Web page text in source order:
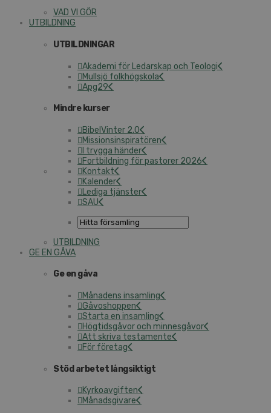
VAD VI GÖR
UTBILDNING
UTBILDNINGAR
Akademi för Ledarskap och Teologi
Mullsjö folkhögskola
Apg29
Mindre kurser
BibelVinter 2.0
Missionsinspiratören
I trygga händer
Fortbildning för pastorer 2026
Kontakt
Kalender
Lediga tjänster
SAU
UTBILDNING
GE EN GÅVA
Ge en gåva
Månadens insamling
Gåvoshoppen
Starta en insamling
Högtidsgåvor och minnesgåvor
Att skriva testamente
För företag
Stöd arbetet långsiktigt
Kyrkoavgiften
Månadsgivare